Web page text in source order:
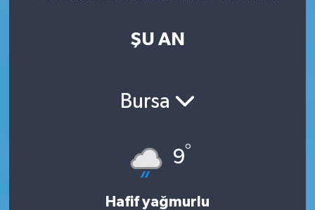
ŞU AN
Bursa
9°
Hafif yağmurlu